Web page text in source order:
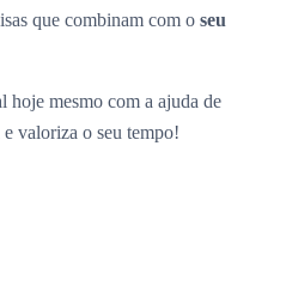
que combinam com o seu
hoje mesmo com a ajuda de
valoriza o seu tempo!